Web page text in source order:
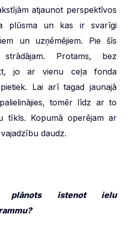
atjaunot perspektīvos
plūsma un kas ir svarīgi
un uzņēmējiem. Pie šīs
Protams, bez
jo ar vienu ceļa fonda
Lai arī tagad jaunajā
tomēr līdz ar to
tīkls. Kopumā operējam ar
daudz.
plānots īstenot ielu